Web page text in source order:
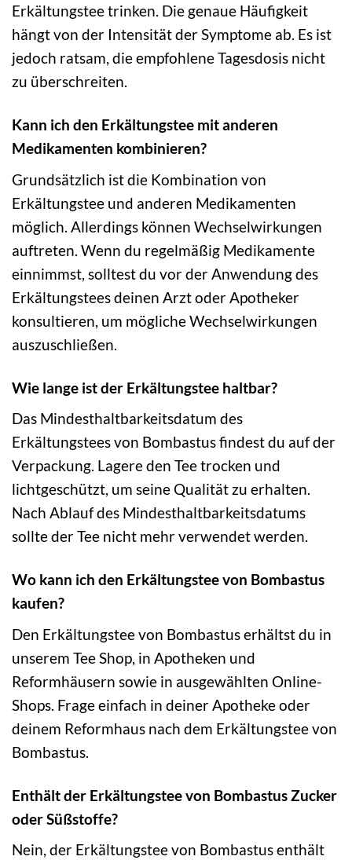
Erkältungstee trinken. Die genaue Häufigkeit
hängt von der Intensität der Symptome ab. Es ist
jedoch ratsam, die empfohlene Tagesdosis nicht
zu überschreiten.
Kann ich den Erkältungstee mit anderen
Medikamenten kombinieren?
Grundsätzlich ist die Kombination von
Erkältungstee und anderen Medikamenten
möglich. Allerdings können Wechselwirkungen
auftreten. Wenn du regelmäßig Medikamente
einnimmst, solltest du vor der Anwendung des
Erkältungstees deinen Arzt oder Apotheker
konsultieren, um mögliche Wechselwirkungen
auszuschließen.
Wie lange ist der Erkältungstee haltbar?
Das Mindesthaltbarkeitsdatum des
Erkältungstees von Bombastus findest du auf der
Verpackung. Lagere den Tee trocken und
lichtgeschützt, um seine Qualität zu erhalten.
Nach Ablauf des Mindesthaltbarkeitsdatums
sollte der Tee nicht mehr verwendet werden.
Wo kann ich den Erkältungstee von Bombastus
kaufen?
Den Erkältungstee von Bombastus erhältst du in
unserem Tee Shop, in Apotheken und
Reformhäusern sowie in ausgewählten Online-
Shops. Frage einfach in deiner Apotheke oder
deinem Reformhaus nach dem Erkältungstee von
Bombastus.
Enthält der Erkältungstee von Bombastus Zucker
oder Süßstoffe?
Nein, der Erkältungstee von Bombastus enthält